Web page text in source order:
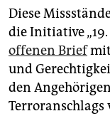
Diese
die Initiative
offenen Briefmit
und
den
Terroranschlags